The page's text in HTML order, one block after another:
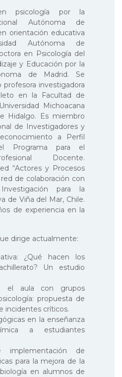
psicología por la
Autónoma de
orientación educativa
Autónoma de
en Psicología del
y Educación por la
de Madrid. Se
investigadora
en la Facultad de
Michoacana
Hidalgo. Es miembro
de Investigadores y
a Perfil
Programa para el
Docente.
“Actores y Procesos
de colaboración con
para la
de Viña del Mar, Chile.
de experiencia en la
dirige actualmente:
¿Qué hacen los
Un estudio
el aula con grupos
propuesta de
incidentes críticos.
en la enseñanza
a estudiantes
implementación de
para la mejora de la
en alumnos de